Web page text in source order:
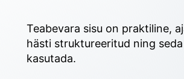
Teabevara sisu on praktiline,
hästi struktureeritud ning
kasutada.